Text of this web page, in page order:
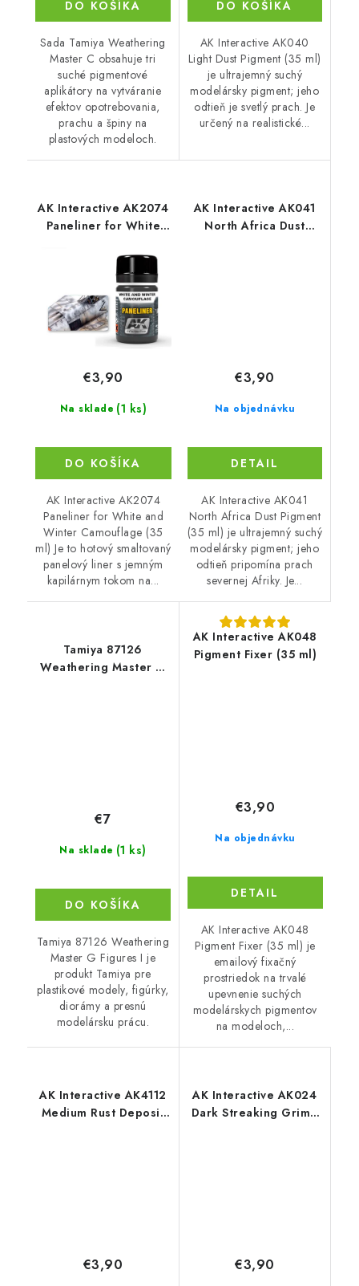
DO KOŠÍKA
Sada Tamiya Weathering
Master C obsahuje tri
suché pigmentové
aplikátory na vytváranie
efektov opotrebovania,
prachu a špiny na
plastových modeloch.
DO KOŠÍKA
AK Interactive AK040
Light Dust Pigment (35 ml)
je ultrajemný suchý
modelársky pigment; jeho
odtieň je svetlý prach. Je
určený na realistické...
AK Interactive AK2074
Paneliner for White
Camouflage (35 ml)
Na sklade (1 ks)
€3,90
DO KOŠÍKA
AK Interactive AK2074
Paneliner for White and
Winter Camouflage (35
ml) Je to hotový smaltovaný
panelový liner s jemným
kapilárnym tokom na...
AK Interactive AK041
North Africa Dust
Na objednávku
€3,90
DETAIL
AK Interactive AK041
North Africa Dust Pigment
(35 ml) je ultrajemný suchý
modelársky pigment; jeho
odtieň pripomína prach
severnej Afriky. Je...
Tamiya 87126
Weathering Master G
Na sklade (1 ks)
€7
DO KOŠÍKA
Tamiya 87126 Weathering
Master G Figures I je
produkt Tamiya pre
plastikové modely, figúrky,
diorámy a presnú
modelársku prácu.
AK Interactive AK048
Pigment Fixer (35 ml)
Na objednávku
€3,90
DETAIL
AK Interactive AK048
Pigment Fixer (35 ml) je
emailový fixačný
prostriedok na trvalé
upevnenie suchých
modelárskych pigmentov
na modeloch,...
AK Interactive AK4112
Medium Rust Deposit
€3,90
AK Interactive AK024
Dark Streaking Grime
€3,90